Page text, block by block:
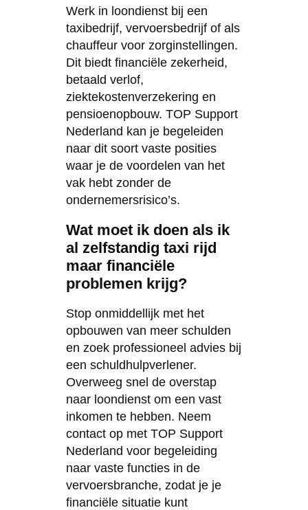
Werk in loondienst bij een
taxibedrijf, vervoersbedrijf of als
chauffeur voor zorginstellingen.
Dit biedt financiële zekerheid,
betaald verlof,
ziektekostenverzekering en
pensioenopbouw. TOP Support
Nederland kan je begeleiden
naar dit soort vaste posities
waar je de voordelen van het
vak hebt zonder de
ondernemersrisico’s.
Wat moet ik doen als ik
al zelfstandig taxi rijd
maar financiële
problemen krijg?
Stop onmiddellijk met het
opbouwen van meer schulden
en zoek professioneel advies bij
een schuldhulpverlener.
Overweeg snel de overstap
naar loondienst om een vast
inkomen te hebben. Neem
contact op met TOP Support
Nederland voor begeleiding
naar vaste functies in de
vervoersbranche, zodat je je
financiële situatie kunt